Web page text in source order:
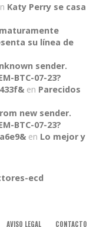
Katy Perry se casa
su línea de
sender.
BTC-07-23?
en Parecidos
new sender.
BTC-07-23?
en Lo mejor y
ecd
AVISO LEGAL CONTACTO